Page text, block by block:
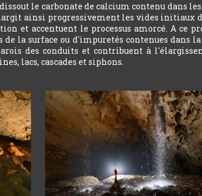
dissout le carbonate de calcium contenu
ainsi progressivement les vides initiaux
et accentuent le processus amorcé. A ce
la surface ou d'impuretés contenues dans
des conduits et contribuent à
lacs, cascades et siphons.